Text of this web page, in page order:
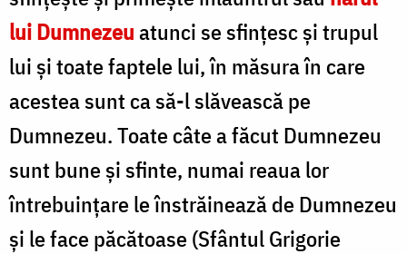
lui Dumnezeuatunci se sfințesc și trupul
lui și toate faptele lui, în măsura în care
acestea sunt ca să-l slăvească pe
Dumnezeu. Toate câte a făcut Dumnezeu
sunt bune și sfinte, numai reaua lor
întrebuințare le înstrăinează de Dumnezeu
și le face păcătoase (Sfântul Grigorie